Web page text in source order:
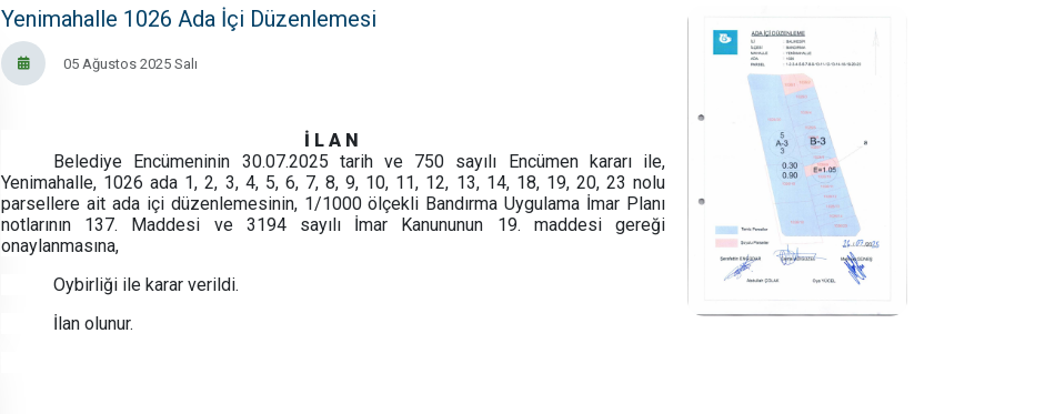
Yenimahalle 1026 Ada İçi Düzenlemesi
05 Ağustos 2025 Salı
İ L A N
Belediye Encümeninin 30.07.2025 tarih ve 750 sayılı Encümen kararı ile,
Yenimahalle, 1026 ada 1, 2, 3, 4, 5, 6, 7, 8, 9, 10, 11, 12, 13, 14, 18, 19, 20, 23 nolu
parsellere ait ada içi düzenlemesinin, 1/1000 ölçekli Bandırma Uygulama İmar Planı
notlarının 137. Maddesi ve 3194 sayılı İmar Kanununun 19. maddesi gereği
onaylanmasına,
Oybirliği ile karar verildi.
İlan olunur.